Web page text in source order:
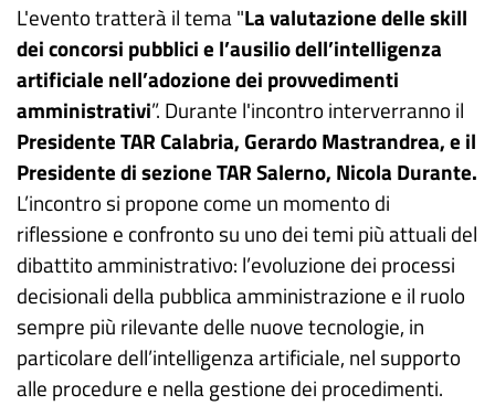
L'evento tratterà il tema "La valutazione delle skill
dei concorsi pubblici e l’ausilio dell’intelligenza
artificiale nell’adozione dei provvedimenti
amministrativi”. Durante l'incontro interverranno il
Presidente TAR Calabria, Gerardo Mastrandrea, e il
Presidente di sezione TAR Salerno, Nicola Durante.
L’incontro si propone come un momento di
riflessione e confronto su uno dei temi più attuali del
dibattito amministrativo: l’evoluzione dei processi
decisionali della pubblica amministrazione e il ruolo
sempre più rilevante delle nuove tecnologie, in
particolare dell’intelligenza artificiale, nel supporto
alle procedure e nella gestione dei procedimenti.